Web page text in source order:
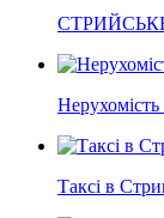
Таксі в